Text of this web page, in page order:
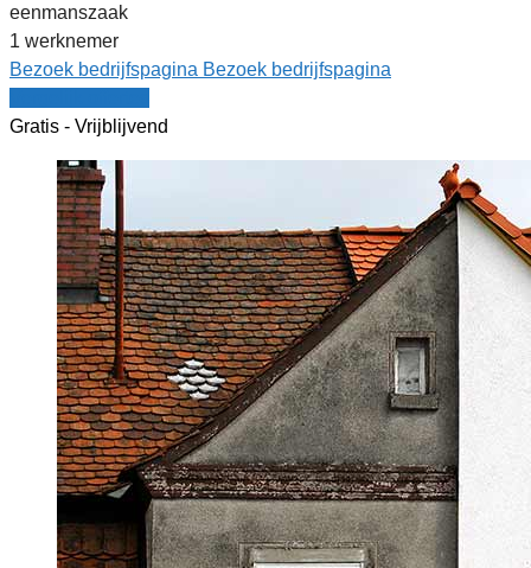
eenmanszaak
1 werknemer
Bezoek bedrijfspagina Bezoek bedrijfspagina
Gratis - Vrijblijvend